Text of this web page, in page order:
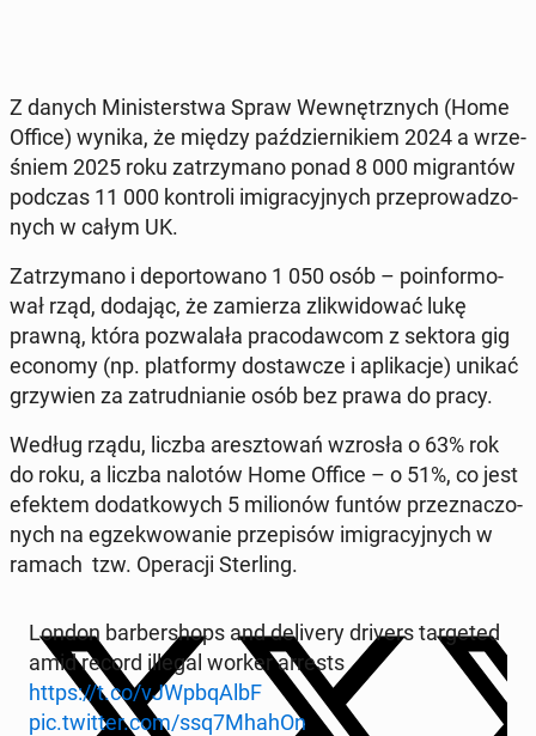
Z danych Mi­ni­ster­stwa Spraw We­wnętrz­nych (Home
Office) wynika, że między paź­dzier­ni­kiem 2024 a wrze­
śniem 2025 roku za­trzy­ma­no ponad 8 000 mi­gran­tów
podczas 11 000 kon­tro­li imi­gra­cyj­nych prze­pro­wa­dzo­
nych w całym UK.
Za­trzy­ma­no i de­por­to­wa­no 1 050 osób – po­in­for­mo­
wał rząd, dodając, że za­mie­rza zli­kwi­do­wać lukę
prawną, która po­zwa­la­ła pra­co­daw­com z sektora gig
economy (np. plat­for­my do­staw­cze i apli­ka­cje) unikać
grzy­wien za za­trud­nia­nie osób bez prawa do pracy.
Według rządu, liczba aresz­to­wań wzrosła o 63% rok
do roku, a liczba nalotów Home Office – o 51%, co jest
efektem do­dat­ko­wych 5 mi­lio­nów funtów prze­zna­czo­
nych na eg­ze­kwo­wa­nie prze­pi­sów imi­gra­cyj­nych w
ramach tzw. Ope­ra­cji Ster­ling.
London bar­ber­shops and de­li­ve­ry drivers tar­ge­ted
amid record illegal worker arrests
https://t.co/vJWp­bqAlbF
pic.twitter.com/ssq7MhahOn